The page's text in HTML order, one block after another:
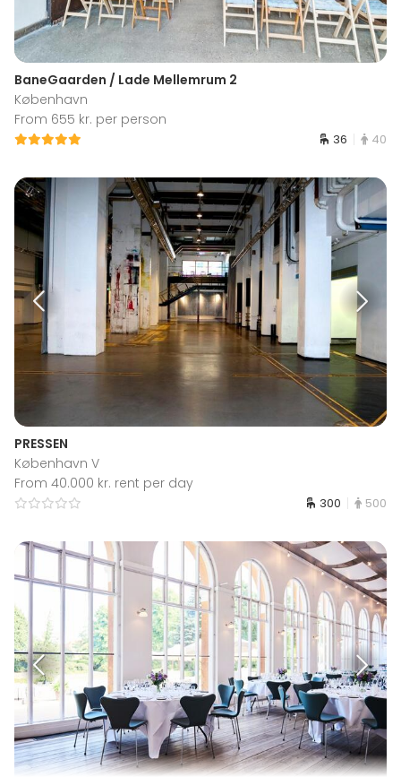
BaneGaarden / Lade Mellemrum 2
København
From 655 kr. per person
36 40
PRESSEN
København V
From 40.000 kr. rent per day
300 500